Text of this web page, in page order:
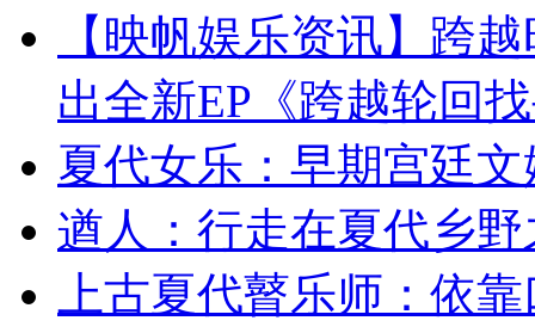
【映帆娱乐资讯】跨
出全新EP《跨越轮回
夏代女乐：早期宫廷
遒人：行走在夏代乡
上古夏代瞽乐师：依